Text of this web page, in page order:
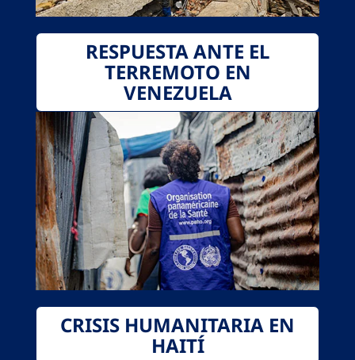
RESPUESTA ANTE EL
TERREMOTO EN
VENEZUELA
CRISIS HUMANITARIA EN
HAITÍ